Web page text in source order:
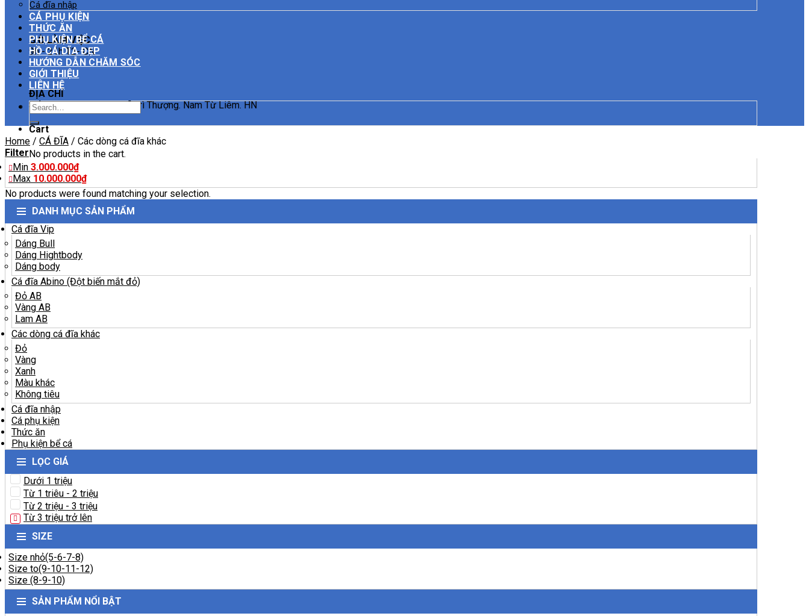
GIỜ LÀM VIỆC
9h - 21h T2- CN
ĐỊA CHỈ
Số 11 Ngách 50/111 Mễ Trì Thượng. Nam Từ Liêm. HN
Cart
No products in the cart.
Cá đĩa nhập
CÁ PHỤ KIỆN
THỨC ĂN
PHỤ KIỆN BỂ CÁ
HỒ CÁ DĨA ĐẸP
HƯỚNG DẪN CHĂM SÓC
GIỚI THIỆU
LIÊN HỆ
Search
for:
Home / CÁ ĐĨA / Các dòng cá đĩa khác
Filter
Min 3.000.000₫
Max 10.000.000₫
No products were found matching your selection.
DANH MỤC SẢN PHẨM
Cá đĩa Vip
Dáng Bull
Dáng Hightbody
Dáng body
Cá đĩa Abino (Đột biến mắt đỏ)
Đỏ AB
Vàng AB
Lam AB
Các dòng cá đĩa khác
Đỏ
Vàng
Xanh
Màu khác
Không tiêu
Cá đĩa nhập
Cá phụ kiện
Thức ăn
Phụ kiện bể cá
LỌC GIÁ
Dưới 1 triệu
Từ 1 triêu - 2 triệu
Từ 2 triệu - 3 triệu
Từ 3 triệu trở lên
SIZE
Size nhỏ(5-6-7-8)
Size to(9-10-11-12)
Size (8-9-10)
SẢN PHẨM NỔI BẬT